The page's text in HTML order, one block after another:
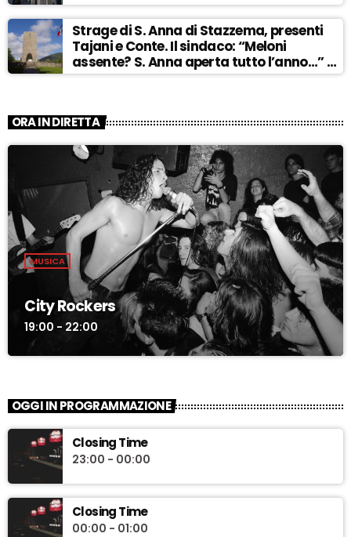
Strage di S. Anna di Stazzema, presenti
Tajani e Conte. Il sindaco: “Meloni
assente? S. Anna aperta tutto l’anno…” –
ASCOLTA
ORA IN DIRETTA
MUSICA
City Rockers
19:00 - 22:00
OGGI IN PROGRAMMAZIONE
Closing Time
23:00 - 00:00
Closing Time
00:00 - 01:00